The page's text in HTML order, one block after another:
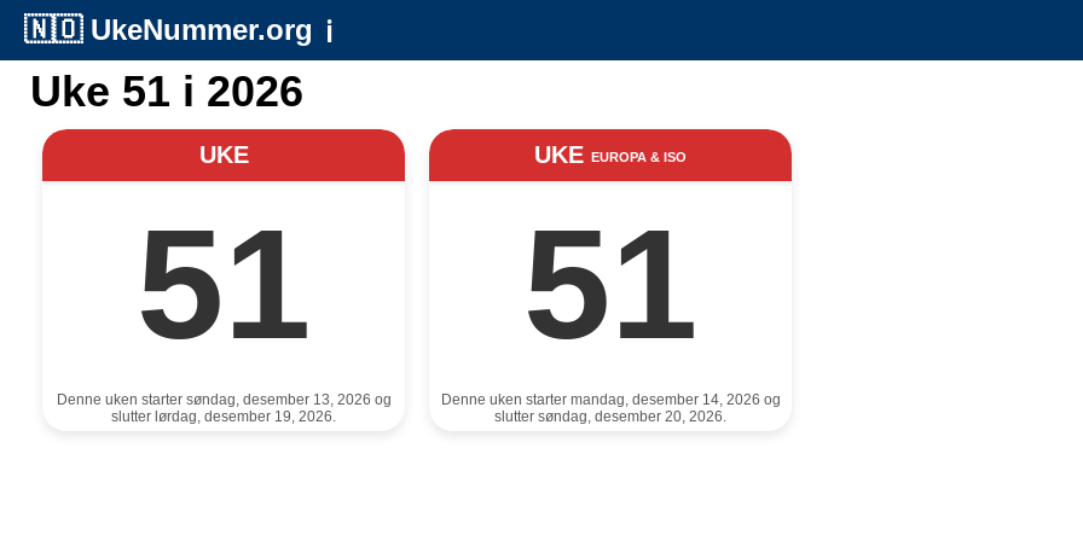
🇳🇴 UkeNummer.org ℹ️
Uke 51 i 2026
UKE
51
Denne uken starter søndag, desember 13, 2026 og
slutter lørdag, desember 19, 2026.
UKE EUROPA & ISO
51
Denne uken starter mandag, desember 14, 2026 og
slutter søndag, desember 20, 2026.